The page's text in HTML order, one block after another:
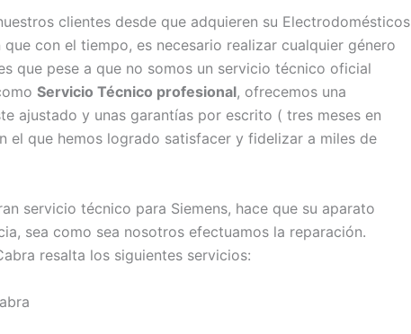
clientes desde que adquieren su Electrodomésticos
con el tiempo, es necesario realizar cualquier género
que pese a que no somos un servicio técnico oficial
Servicio Técnico profesional, ofrecemos una
ajustado y unas garantías por escrito ( tres meses en
el que hemos logrado satisfacer y fidelizar a miles de
servicio técnico para Siemens, hace que su aparato
sea como sea nosotros efectuamos la reparación.
resalta los siguientes servicios: